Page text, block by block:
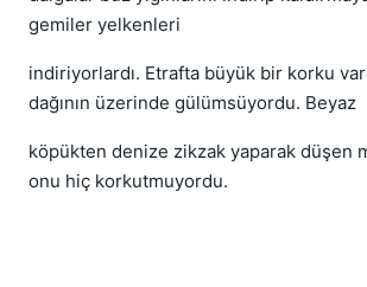
gemiler yelkenleri
indiriyorlardı. Etrafta büyük bir korku
dağının üzerinde gülümsüyordu. Beyaz
köpükten denize zikzak yaparak düşen
onu hiç korkutmuyordu.